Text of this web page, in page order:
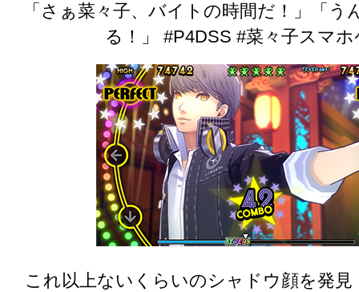
「さぁ菜々子、バイトの時間だ！」「う
る！」 #P4DSS #菜々子スマ
これ以上ないくらいのシャドウ顔を発